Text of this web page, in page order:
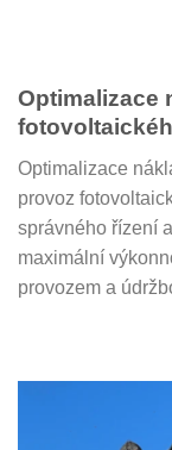
Optimalizace
Optimalizace
provoz
správného řízení
maximální
provozem a